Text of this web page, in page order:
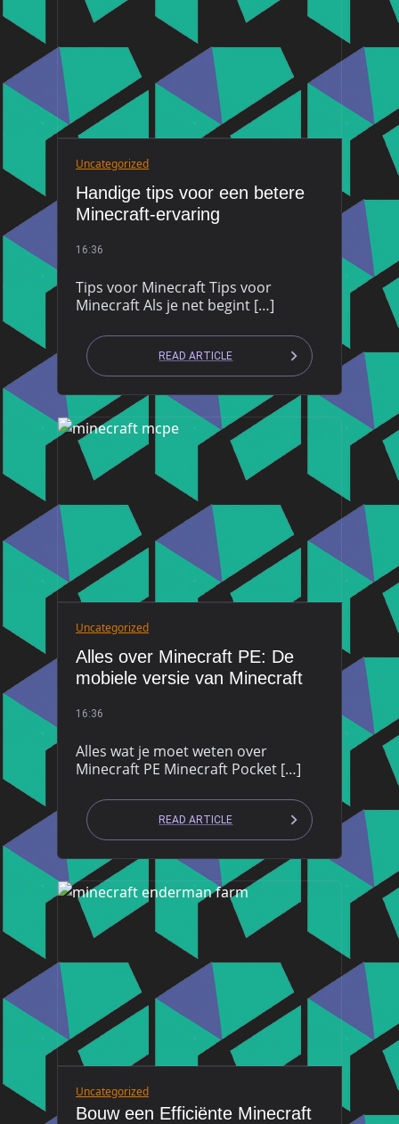
Uncategorized
Handige tips voor een betere
Minecraft-ervaring
16:36
Tips voor Minecraft Tips voor
Minecraft Als je net begint […]
READ ARTICLE
Uncategorized
Alles over Minecraft PE: De
mobiele versie van Minecraft
16:36
Alles wat je moet weten over
Minecraft PE Minecraft Pocket […]
READ ARTICLE
Uncategorized
Bouw een Efficiënte Minecraft